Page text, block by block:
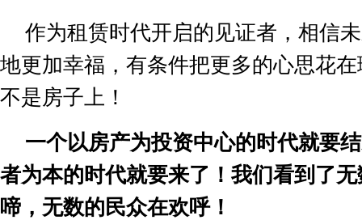
作为租赁时代开启的见证者，相信
地更加幸福，有条件把更多的心思花
不是房子上！
一个以房产为投资中心的时代就要
者为本的时代就要来了！我们看到了
啼，无数的民众在欢呼！